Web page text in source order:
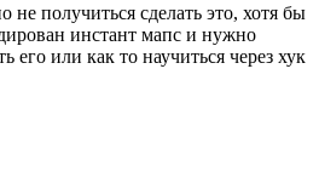
не получиться сделать это, хотя бы
инстант мапс и нужно
его или как то научиться через хук